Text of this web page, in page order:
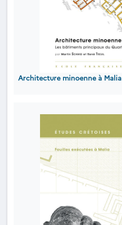
Architecture minoenne à Malia